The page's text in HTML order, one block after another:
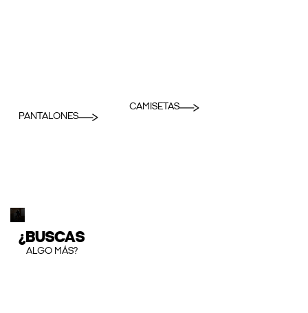
PANTALONES
CAMISETAS
¿BUSCAS
ALGO MÁS?